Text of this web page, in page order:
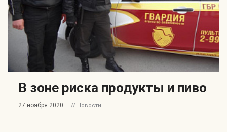
В зоне риска продукты и пиво
27 ноября 2020 // Новости